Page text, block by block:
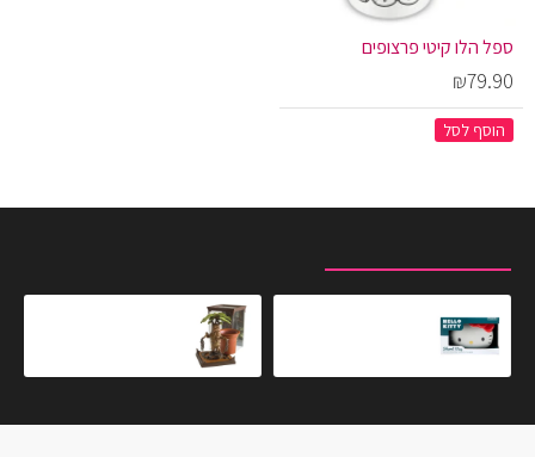
ספל הלו קיטי פרצופים
₪79.90
הוסף לסל